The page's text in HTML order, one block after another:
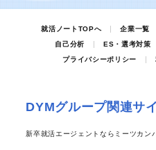
就活ノートTOPへ 企業一覧
自己分析
ES・選考対策
プライバシーポリシー
DYMグループ関連サ
新卒就活エージェントならミーツカン